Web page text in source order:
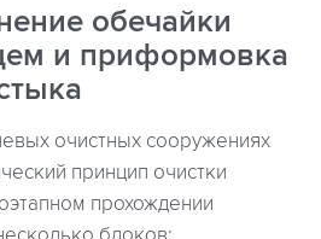
обечайки
и приформовка
очистных сооружениях
принцип очистки
прохождении